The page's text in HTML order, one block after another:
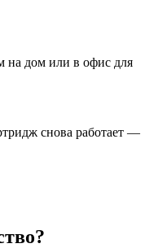
на дом или в офис для
снова работает —